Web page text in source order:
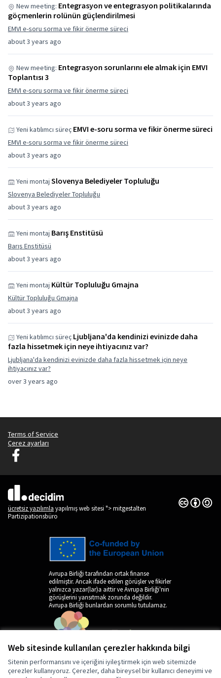
Web sitesinde kullanılan çerezler hakkında bilgi
Sitenin performansını ve içeriğini iyileştirmek için web sitemizde
çerezler kullanıyoruz. Çerezler, daha bireysel bir kullanıcı deneyimi ve
about 3 years ago
New meeting: Entegrasyon ve entegrasyon politikalarında
göçmenlerin rolünün güçlendirilmesi
EMVI e-soru sorma ve fikir önerme süreci
about 3 years ago
New meeting: Entegrasyon sorunlarını ele almak için EMVI
Toplantısı 3
EMVI e-soru sorma ve fikir önerme süreci
about 3 years ago
Yeni katılımcı süreç EMVI e-soru sorma ve fikir önerme süreci
EMVI e-soru sorma ve fikir önerme süreci
about 3 years ago
Yeni montaj Slovenya Belediyeler Topluluğu
Slovenya Belediyeler Topluluğu
about 3 years ago
Yeni montaj Barış Enstitüsü
Barış Enstitüsü
about 3 years ago
Yeni montaj Kültür Topluluğu Gmajna
Kültür Topluluğu Gmajna
over 3 years ago
Yeni katılımcı süreç Ljubljana'da kendinizi evinizde daha
fazla hissetmek için neye ihtiyacınız var?
Ljubljana'da kendinizi evinizde daha fazla hissetmek için neye
ihtiyacınız var?
Terms of Service
Çerez ayarları
Decidim Ljubljana Facebook'ta
(Dış bağlantı)
ücretsiz yazılımla yapılmış web sitesi "> mitgestalten
Partizipationsbüro
Creative
(Dış
Avrupa Birliği tarafından ortak finanse
edilmiştir. Ancak ifade edilen görüşler ve fikirler
yalnızca yazar(lar)a aittir ve Avrupa Birliği'nin
görüşlerini yansıtmak zorunda değildir.
Avrupa Birliği bunlardan sorumlu tutulamaz.